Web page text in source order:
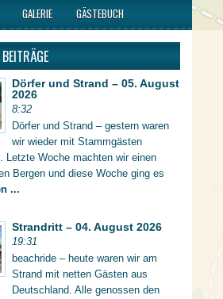
GALERIE GÄSTEBUCH
Dörfer und Strand – 05. August
2026
8:32
Dörfer und Strand – gestern waren
wir wieder mit Stammgästen
Letzte Woche machten wir einen
Bergen und diese Woche ging es
...
Strandritt – 04. August 2026
19:31
beachride – heute waren wir am
Strand mit netten Gästen aus
Deutschland. Alle genossen den